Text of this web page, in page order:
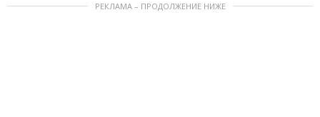
РЕКЛАМА – ПРОДОЛЖЕНИЕ НИЖЕ